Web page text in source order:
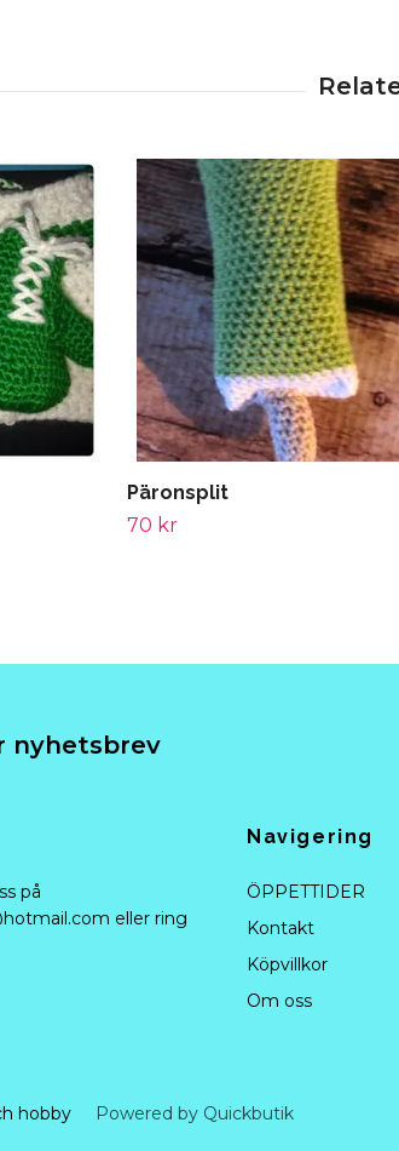
Päronsplit
70 kr
nyhetsbrev
på
eller ring
Navigering
ÖPPETTIDER
Kontakt
Köpvillkor
Om oss
hobby Powered by Quickbutik